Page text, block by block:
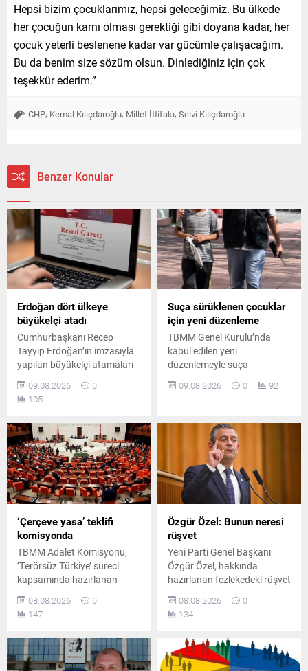
Hepsi bizim çocuklarımız, hepsi geleceğimiz. Bu ülkede
her çocuğun karnı olması gerektiği gibi doyana kadar, her
çocuk yeterli beslenene kadar var gücümle çalışacağım.
Bu da benim size sözüm olsun. Dinlediğiniz için çok
teşekkür ederim.”
CHP, Kemal Kılıçdaroğlu, Millet İttifakı, Selvi Kılıçdaroğlu
Benzer Konular
Erdoğan dört ülkeye
büyükelçi atadı
Cumhurbaşkanı Recep
Tayyip Erdoğan’ın imzasıyla
yapılan büyükelçi atamaları
Resmi Gazete’de yayımlandı.
Dört farklı diplomatik göreve
yeni isimler getirildi.
09.08.2026
0
105
Suça sürüklenen çocuklar
için yeni düzenleme
TBMM Genel Kurulu’nda
kabul edilen yeni
düzenlemeyle suça
sürüklenen çocuklara ilişkin
önemli değişiklikler hayata
yeniden şekillendiriyor.
09.08.2026 0 92
‘Çerçeve yasa’ teklifi
komisyonda
TBMM Adalet Komisyonu,
‘Terörsüz Türkiye’ süreci
kapsamında hazırlanan
görüşmek üzere toplandı.
Toplantıda iktidar ve
arasında usul ve içerik
tartışmaları yaşandı.
08.08.2026
0
147
Özgür Özel: Bunun neresi
rüşvet
Yeni Parti Genel Başkanı
Özgür Özel, hakkında
hazırlanan fezlekedeki rüşvet
kurultay masrafları için para
verilmiş olsa bile bunun
savundu.
08.08.2026
0
134